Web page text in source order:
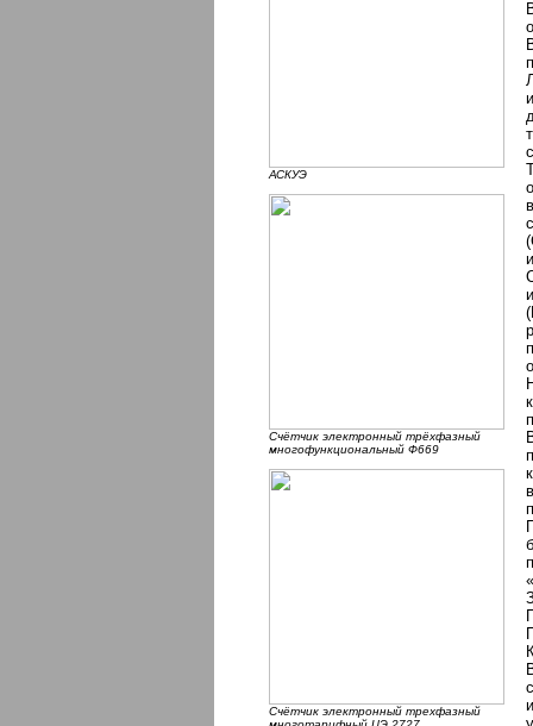
АСКУЭ
Счётчик электронный трёхфазный
многофункциональный Ф669
Счётчик электронный трехфазный